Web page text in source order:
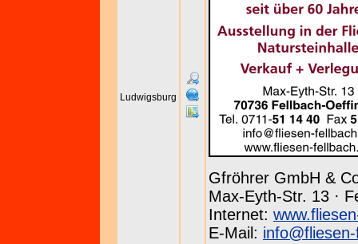
Ludwigsburg
Gfröhrer GmbH &
Max-Eyth-Str. 13 ·
Internet:
E-Mail: